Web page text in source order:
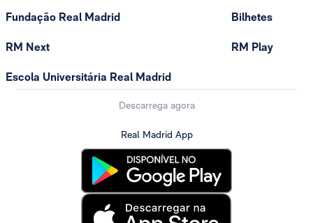
Fundação Real Madrid
RM Next
Escola Universitária Real Madrid
Bilhetes
RM Play
Descarrega agora
Real Madrid App